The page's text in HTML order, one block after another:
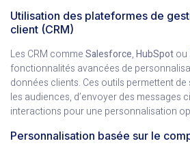
Utilisation des plateformes de
client (CRM)
Les CRM commeSalesforce,HubSpotou
fonctionnalités avancées de
données clients. Ces outils permettent
les audiences, d’envoyer des messages
interactions pour une personnalisation
Personnalisation basée sur le